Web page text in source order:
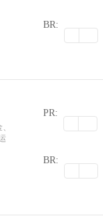
BR:
PR:
BR: